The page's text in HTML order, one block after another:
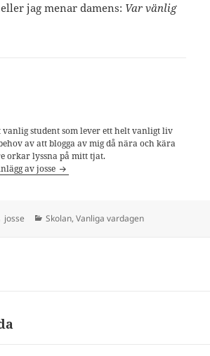
jag menar damens: Var vänlig
vanlig student som lever ett helt vanligt liv
av att blogga av mig då nära och kära
orkar lyssna på mitt tjat.
av josse
Författare
josse Kategorier
Skolan,Vanliga vardagen